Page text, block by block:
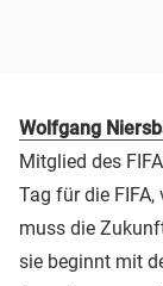
Wolfgang
Mitglied des
Tag für die
muss die
sie beginnt mit